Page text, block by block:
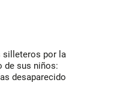
silleteros por la
de sus niños:
desaparecido